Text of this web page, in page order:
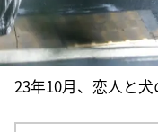
23年10月、恋人と